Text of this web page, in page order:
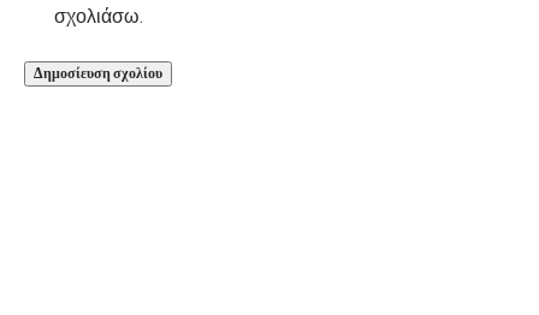
σχολιάσω.